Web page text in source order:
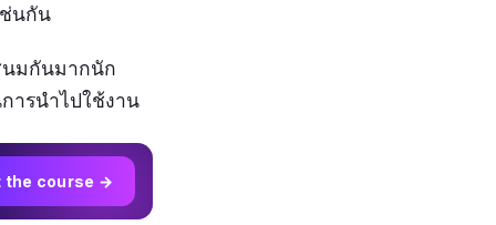
นกัน
มกันมากนัก
ารนำไปใช้งาน
the course →